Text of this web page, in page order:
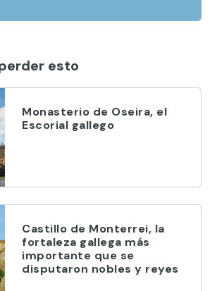
esto
Monasterio de Oseira, el
Escorial gallego
Castillo de Monterrei, la
fortaleza gallega más
importante que se
disputaron nobles y reyes